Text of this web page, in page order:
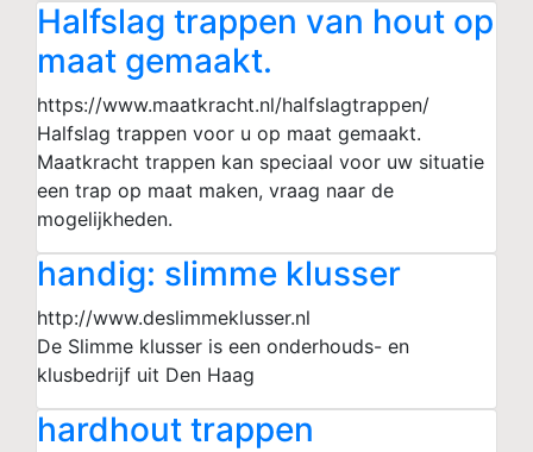
Halfslag trappen van hout op
maat gemaakt.
https://www.maatkracht.nl/halfslagtrappen/
Halfslag trappen voor u op maat gemaakt.
Maatkracht trappen kan speciaal voor uw situatie
een trap op maat maken, vraag naar de
mogelijkheden.
handig: slimme klusser
http://www.deslimmeklusser.nl
De Slimme klusser is een onderhouds- en
klusbedrijf uit Den Haag
hardhout trappen